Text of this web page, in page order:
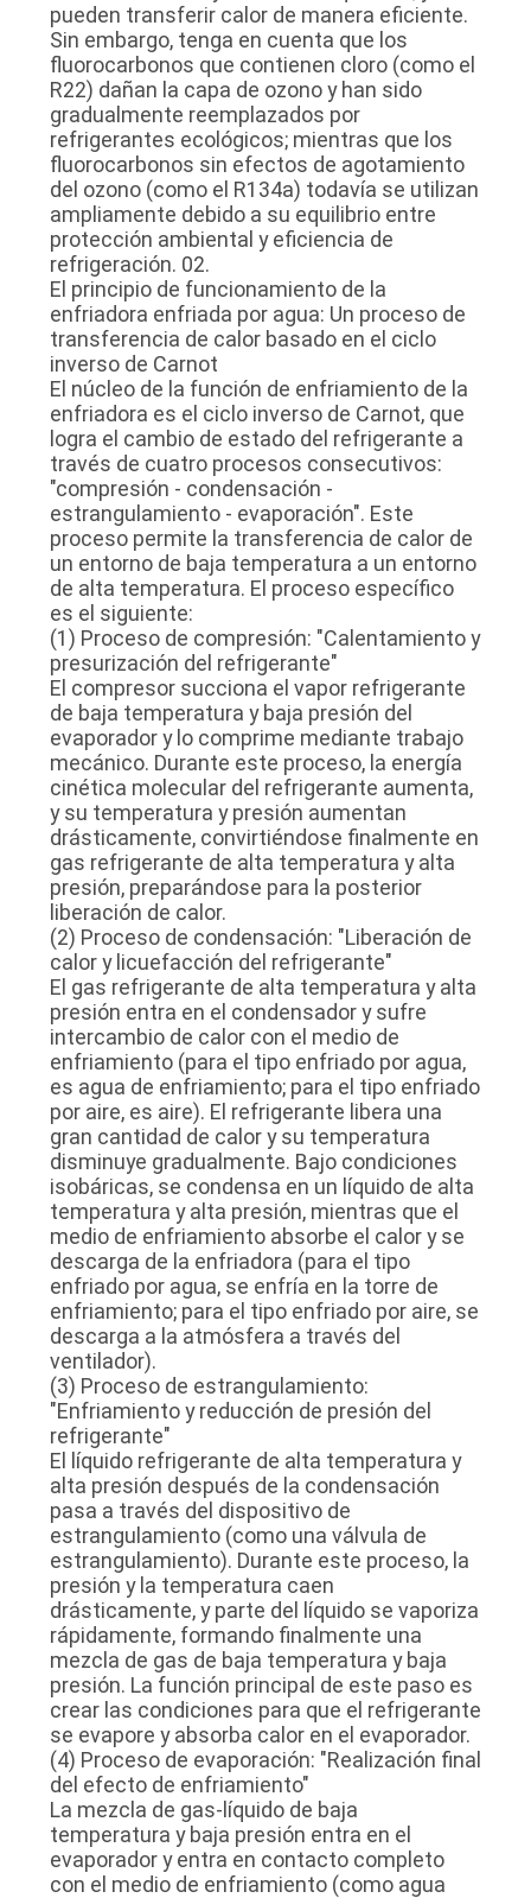
pueden transferir calor de manera eficiente.
Sin embargo, tenga en cuenta que los
fluorocarbonos que contienen cloro (como el
R22) dañan la capa de ozono y han sido
gradualmente reemplazados por
refrigerantes ecológicos; mientras que los
fluorocarbonos sin efectos de agotamiento
del ozono (como el R134a) todavía se utilizan
ampliamente debido a su equilibrio entre
protección ambiental y eficiencia de
refrigeración. 02.
El principio de funcionamiento de la
enfriadora enfriada por agua: Un proceso de
transferencia de calor basado en el ciclo
inverso de Carnot
El núcleo de la función de enfriamiento de la
enfriadora es el ciclo inverso de Carnot, que
logra el cambio de estado del refrigerante a
través de cuatro procesos consecutivos:
"compresión - condensación -
estrangulamiento - evaporación". Este
proceso permite la transferencia de calor de
un entorno de baja temperatura a un entorno
de alta temperatura. El proceso específico
es el siguiente:
(1) Proceso de compresión: "Calentamiento y
presurización del refrigerante"
El compresor succiona el vapor refrigerante
de baja temperatura y baja presión del
evaporador y lo comprime mediante trabajo
mecánico. Durante este proceso, la energía
cinética molecular del refrigerante aumenta,
y su temperatura y presión aumentan
drásticamente, convirtiéndose finalmente en
gas refrigerante de alta temperatura y alta
presión, preparándose para la posterior
liberación de calor.
(2) Proceso de condensación: "Liberación de
calor y licuefacción del refrigerante"
El gas refrigerante de alta temperatura y alta
presión entra en el condensador y sufre
intercambio de calor con el medio de
enfriamiento (para el tipo enfriado por agua,
es agua de enfriamiento; para el tipo enfriado
por aire, es aire). El refrigerante libera una
gran cantidad de calor y su temperatura
disminuye gradualmente. Bajo condiciones
isobáricas, se condensa en un líquido de alta
temperatura y alta presión, mientras que el
medio de enfriamiento absorbe el calor y se
descarga de la enfriadora (para el tipo
enfriado por agua, se enfría en la torre de
enfriamiento; para el tipo enfriado por aire, se
descarga a la atmósfera a través del
ventilador).
(3) Proceso de estrangulamiento:
"Enfriamiento y reducción de presión del
refrigerante"
El líquido refrigerante de alta temperatura y
alta presión después de la condensación
pasa a través del dispositivo de
estrangulamiento (como una válvula de
estrangulamiento). Durante este proceso, la
presión y la temperatura caen
drásticamente, y parte del líquido se vaporiza
rápidamente, formando finalmente una
mezcla de gas de baja temperatura y baja
presión. La función principal de este paso es
crear las condiciones para que el refrigerante
se evapore y absorba calor en el evaporador.
(4) Proceso de evaporación: "Realización final
del efecto de enfriamiento"
La mezcla de gas-líquido de baja
temperatura y baja presión entra en el
evaporador y entra en contacto completo
con el medio de enfriamiento (como agua